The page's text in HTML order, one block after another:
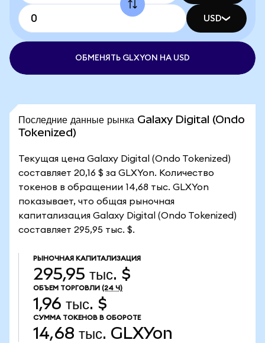
USD
ОБМЕНЯТЬ GLXYON НА USD
Последние данные рынка Galaxy Digital (Ondo
Tokenized)
Текущая цена Galaxy Digital (Ondo Tokenized)
составляет 20,16 $ за GLXYon. Количество
токенов в обращении 14,68 тыс. GLXYon
показывает, что общая рыночная
капитализация Galaxy Digital (Ondo Tokenized)
составляет 295,95 тыс. $.
РЫНОЧНАЯ КАПИТАЛИЗАЦИЯ
295,95 тыс. $
ОБЪЕМ ТОРГОВЛИ (24 Ч)
1,96 тыс. $
СУММА ТОКЕНОВ В ОБОРОТЕ
14,68 тыс. GLXYon